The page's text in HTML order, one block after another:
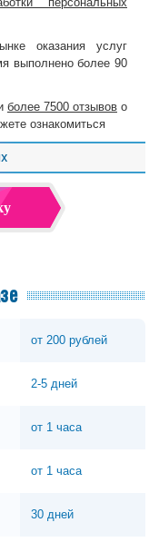
оказания услуг
выполнено более 90
более 7500 отзывов о
ознакомиться
от 200 рублей
2-5 дней
от 1 часа
от 1 часа
30 дней